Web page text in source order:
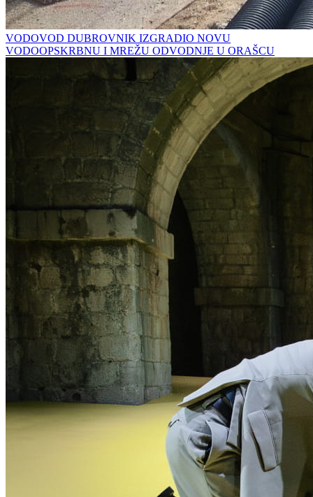
VODOVOD DUBROVNIK IZGRADIO NOVU
VODOOPSKRBNU I MREŽU ODVODNJE U ORAŠCU